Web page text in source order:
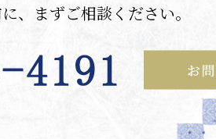
、まずご相談ください。